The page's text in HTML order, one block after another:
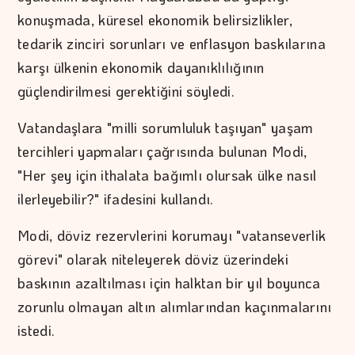
konuşmada, küresel ekonomik belirsizlikler,
tedarik zinciri sorunları ve enflasyon baskılarına
karşı ülkenin ekonomik dayanıklılığının
güçlendirilmesi gerektiğini söyledi.
Vatandaşlara "milli sorumluluk taşıyan" yaşam
tercihleri yapmaları çağrısında bulunan Modi,
"Her şey için ithalata bağımlı olursak ülke nasıl
ilerleyebilir?" ifadesini kullandı.
Modi, döviz rezervlerini korumayı "vatanseverlik
görevi" olarak niteleyerek döviz üzerindeki
baskının azaltılması için halktan bir yıl boyunca
zorunlu olmayan altın alımlarından kaçınmalarını
istedi.